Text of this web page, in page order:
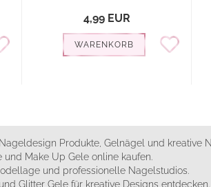
4,99 EUR
WARENKORB
Produkte, Gelnägel und kreative
Make Up Gele online kaufen.
und professionelle Nagelstudios.
Glitter Gele für kreative Designs entdecken.